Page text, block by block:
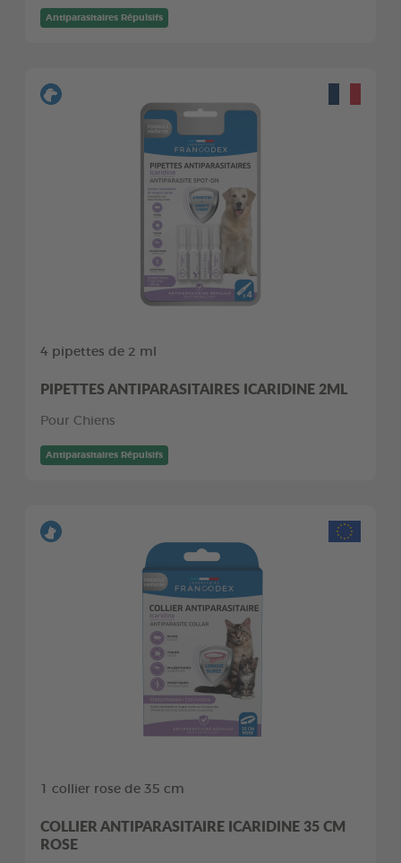
Antiparasitaires Répulsifs
4 pipettes de 2 ml
PIPETTES ANTIPARASITAIRES ICARIDINE 2ML
Pour Chiens
Antiparasitaires Répulsifs
1 collier rose de 35 cm
COLLIER ANTIPARASITAIRE ICARIDINE 35 CM
ROSE